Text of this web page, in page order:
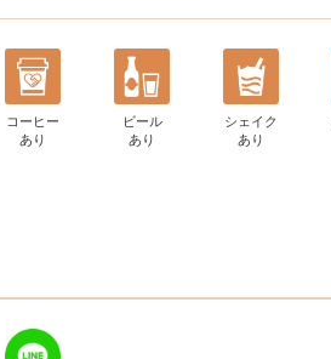
コーヒー
あり
ビール
あり
シェイク
あり